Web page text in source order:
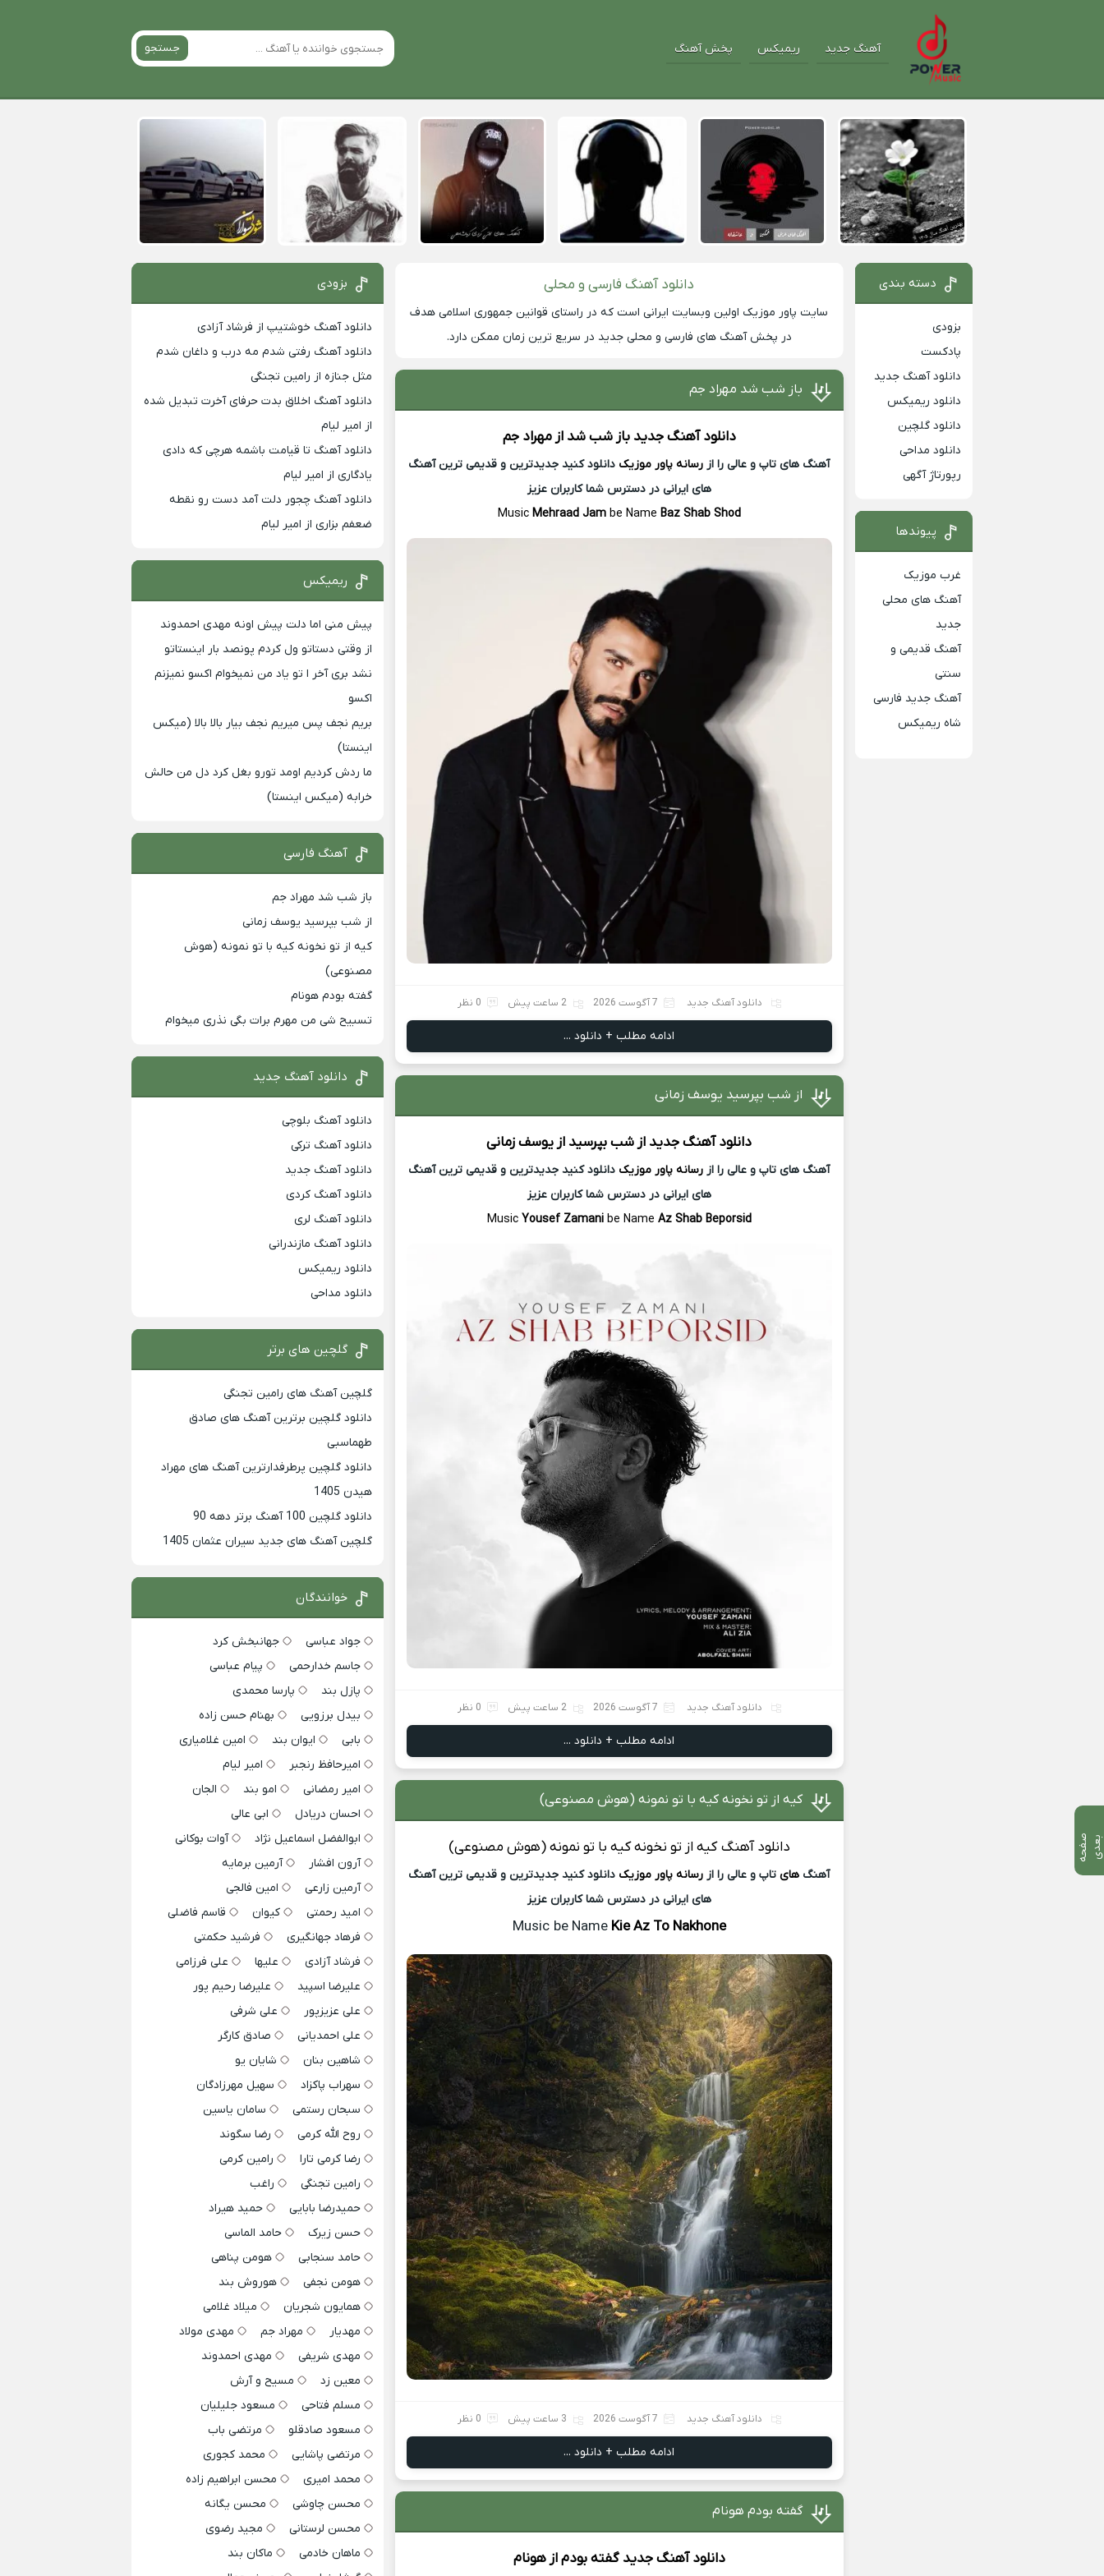
آهنگ جدید ریمیکس پخش آهنگ جستجو
دانلود آهنگ فارسی و محلی
سایت پاور موزیک اولین وبسایت ایرانی است که در راستای قوانین جمهوری اسلامی هدف
در پخش آهنگ های فارسی و محلی جدید در سریع ترین زمان ممکن دارد.
باز شب شد مهراد جم
دانلود آهنگ جدید باز شب شد ازمهراد جم
آهنگ های تاپ و عالی را از رسانه پاور موزیک دانلود کنید جدیدترین و قدیمی ترین آهنگ
های ایرانی در دسترس شما کاربران عزیز
MusicMehraad Jam be Name Baz Shab Shod
دانلود آهنگ جدید 7 آگوست 2026 2 ساعت پیش 0 نظر
ادامه مطلب + دانلود ...
از شب بپرسید یوسف زمانی
دانلود آهنگ جدید از شب بپرسید ازیوسف زمانی
آهنگ های تاپ و عالی را از رسانه پاور موزیک دانلود کنید جدیدترین و قدیمی ترین آهنگ
های ایرانی در دسترس شما کاربران عزیز
MusicYousef Zamani be Name Az Shab Beporsid
دانلود آهنگ جدید 7 آگوست 2026 2 ساعت پیش 0 نظر
ادامه مطلب + دانلود ...
کیه از تو نخونه کیه با تو نمونه (هوش مصنوعی)
دانلود آهنگکیه از تو نخونه کیه با تو نمونه (هوش مصنوعی)
آهنگ هایتاپ و عالی را از رسانه پاور موزیک دانلود کنید جدیدترین و قدیمی ترین آهنگ
های ایرانی در دسترس شما کاربران عزیز
Music be NameKie Az To Nakhone
دانلود آهنگ جدید 7 آگوست 2026 3 ساعت پیش 0 نظر
ادامه مطلب + دانلود ...
گفته بودم هونام
دانلود آهنگ جدید گفته بودم ازهونام
ص
ف
ح
ه ب ع
د ی
دسته بندی
بزودی
پادکست
دانلود آهنگ جدید
دانلود ریمیکس
دانلود گلچین
دانلود مداحی
رپورتاژ آگهی
پیوندها
غرب موزیک
آهنگ های محلی
جدید
آهنگ قدیمی و
سنتی
آهنگ جدید فارسی
شاه ریمیکس
بزودی
دانلود آهنگ خوشتیپ از فرشاد آزادی
دانلود آهنگ رفتی شدم مه درب و داغان شدم
مثل جنازه از رامین تجنگی
دانلود آهنگ اخلاق بدت حرفای آخرت تبدیل شده
از امیر لیام
دانلود آهنگ تا قیامت باشمه هرچی که دادی
یادگاری از امیر لیام
دانلود آهنگ چجور دلت آمد دست رو نقطه
ضعفم بزاری از امیر لیام
ریمیکس
پیش منی اما دلت پیش اونه مهدی احمدوند
از وقتی دستاتو ول کردم پونصد بار اینستاتو
نشد بری آخر ا تو یاد من نمیخوام اکسو نمیزنم
اکسو
بریم نجف پس میریم نجف بیار بالا بالا (میکس
اینستا)
ما ردش کردیم اومد تورو بغل کرد دل من حالش
خرابه (میکس اینستا)
آهنگ فارسی
باز شب شد مهراد جم
از شب بپرسید یوسف زمانی
کیه از تو نخونه کیه با تو نمونه (هوش
مصنوعی)
گفته بودم هونام
تسبیح شی من مهرم برات بگی نذری میخوام
دانلود آهنگ جدید
دانلود آهنگ بلوچی
دانلود آهنگ ترکی
دانلود آهنگ جدید
دانلود آهنگ کردی
دانلود آهنگ لری
دانلود آهنگ مازندرانی
دانلود ریمیکس
دانلود مداحی
گلچین های برتر
گلچین آهنگ های رامین تجنگی
دانلود گلچین برترین آهنگ های صادق
طهماسبی
دانلود گلچین پرطرفدارترین آهنگ های مهراد
هیدن 1405
دانلود گلچین 100 آهنگ برتر دهه 90
گلچین آهنگ های جدید سیران عثمان 1405
خوانندگان
جواد عباسی
جهانبخش کرد
جاسم خدارحمی
پیام عباسی
پازل بند
پارسا محمدی
بیدل برزویی
بهنام حسن زاده
بابی
ایوان بند
امین غلامیاری
امیرحافظ رنجبر
امیر لیام
امیر رمضانی
امو بند
الجان
احسان دریادل
ابی عالی
ابوالفضل اسماعیل نژاد
آوات بوکانی
آرون افشار
آرمین برمایه
آرمین زارعی
امین فالجی
امید رحمتی
کیوان
قاسم فاضلی
فرهاد جهانگیری
فرشید حکمتی
فرشاد آزادی
علیها
علی فرزامی
علیرضا اسپید
علیرضا رحیم پور
علی عزیزپور
علی شرفی
علی احمدیانی
صادق کارگر
شاهین بنان
شایان یو
سهراب پاکزاد
سهیل مهرزادگان
سبحان رستمی
سامان یاسین
روح الله کرمی
رضا سگوند
رضا کرمی تارا
رامین کرمی
رامین تجنگی
راغب
حمیدرضا بابایی
حمید هیراد
حسن زیرک
حامد الماسی
حامد سنجابی
هومن پناهی
هومن نجفی
هوروش بند
همایون شجریان
میلاد غلامی
مهدیار
مهراد جم
مهدی مولاد
مهدی شریفی
مهدی احمدوند
معین زد
مسیح و آرش
مسلم فتاحی
مسعود جلیلیان
مسعود صادقلو
مرتضی باب
مرتضی پاشایی
محمد کجوری
محمد امیری
محسن ابراهیم زاده
محسن چاوشی
محسن یگانه
محسن لرستانی
مجید رضوی
ماهان خادمی
ماکان بند